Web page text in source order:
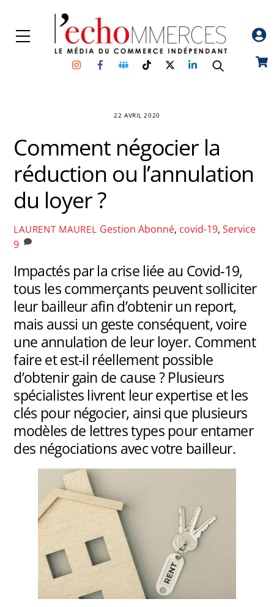
content
Menu
InstagramFacebookGroupe
Facebook
TikTokTwitterLinkedin
22 AVRIL 2020
Comment négocier la
réduction ou l’annulation
du loyer ?
LAURENT MAUREL Gestion Abonné, covid-19, Service
9
Impactés par la crise liée au Covid-19,
tous les commerçants peuvent solliciter
leur bailleur afin d’obtenir un report,
mais aussi un geste conséquent, voire
une annulation de leur loyer. Comment
faire et est-il réellement possible
d’obtenir gain de cause ? Plusieurs
spécialistes livrent leur expertise et les
clés pour négocier, ainsi que plusieurs
modèles de lettres types pour entamer
des négociations avec votre bailleur.